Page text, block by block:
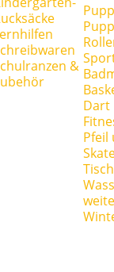
&
Dart
Pfeil